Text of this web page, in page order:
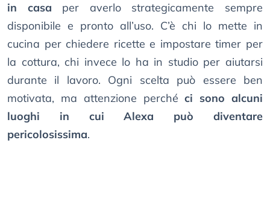
in casa per averlo strategicamente sempre
disponibile e pronto all’uso. C’è chi lo mette in
cucina per chiedere ricette e impostare timer per
la cottura, chi invece lo ha in studio per aiutarsi
durante il lavoro. Ogni scelta può essere ben
motivata, ma attenzione perchéci sono alcuni
luoghi in cui Alexa può diventare
pericolosissima.